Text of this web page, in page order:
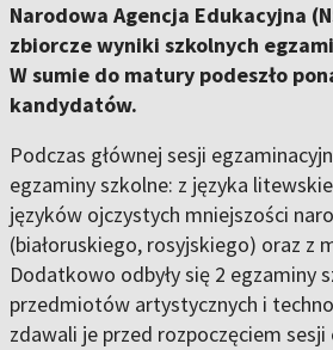
Narodowa Agencja Edukacyjna
zbiorcze wyniki szkolnych
W sumie do matury podeszło
kandydatów.
Podczas głównej sesji
egzaminy szkolne: z języka
języków ojczystych mniejszości
(białoruskiego, rosyjskiego) oraz z
Dodatkowo odbyły się 2 egzaminy
przedmiotów artystycznych i
zdawali je przed rozpoczęciem sesji